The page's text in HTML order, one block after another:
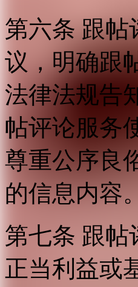
第六条 跟帖
议，明确跟
法律法规告
帖评论服务
尊重公序良
的信息内容。
第七条 跟帖
正当利益或